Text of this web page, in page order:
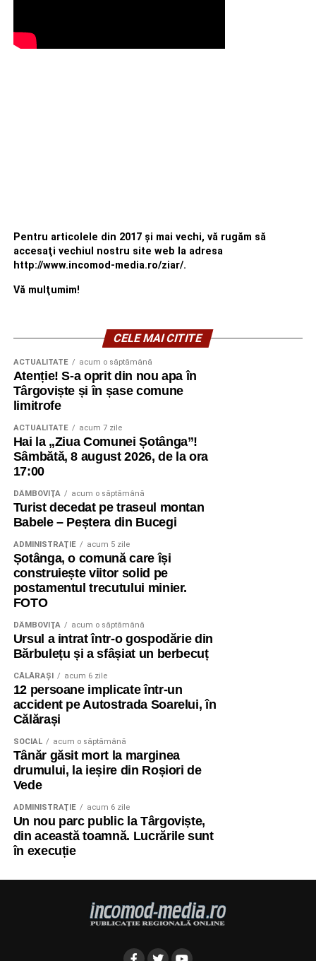
Pentru articolele din 2017 şi mai vechi, vă rugăm să
accesaţi vechiul nostru site web la adresa
http://www.incomod-media.ro/ziar/.
Vă mulţumim!
CELE MAI CITITE
ACTUALITATE acum o săptămână
Atenție! S-a oprit din nou apa în
Târgoviște și în șase comune
limitrofe
ACTUALITATE acum 7 zile
Hai la „Ziua Comunei Șotânga”!
Sâmbătă, 8 august 2026, de la ora
17:00
DÂMBOVIŢA acum o săptămână
Turist decedat pe traseul montan
Babele – Peștera din Bucegi
ADMINISTRAŢIE acum 5 zile
Șotânga, o comună care își
construiește viitor solid pe
postamentul trecutului minier.
FOTO
DÂMBOVIŢA acum o săptămână
Ursul a intrat într-o gospodărie din
Bărbulețu și a sfâșiat un berbecuț
CĂLĂRAŞI acum 6 zile
12 persoane implicate într-un
accident pe Autostrada Soarelui, în
Călărași
SOCIAL acum o săptămână
Tânăr găsit mort la marginea
drumului, la ieșire din Roșiori de
Vede
ADMINISTRAŢIE acum 6 zile
Un nou parc public la Târgoviște,
din această toamnă. Lucrările sunt
în execuție